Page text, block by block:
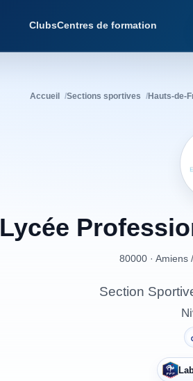
ClubsCentres de formation
Accueil Sections sportives Hauts-de-
Lycée
80000 · Amiens /
Section